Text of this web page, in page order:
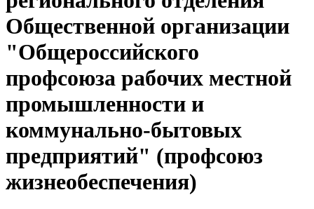
Общественной организации
"Общероссийского
профсоюза рабочих местной
промышленности и
коммунально-бытовых
предприятий" (профсоюз
жизнеобеспечения)